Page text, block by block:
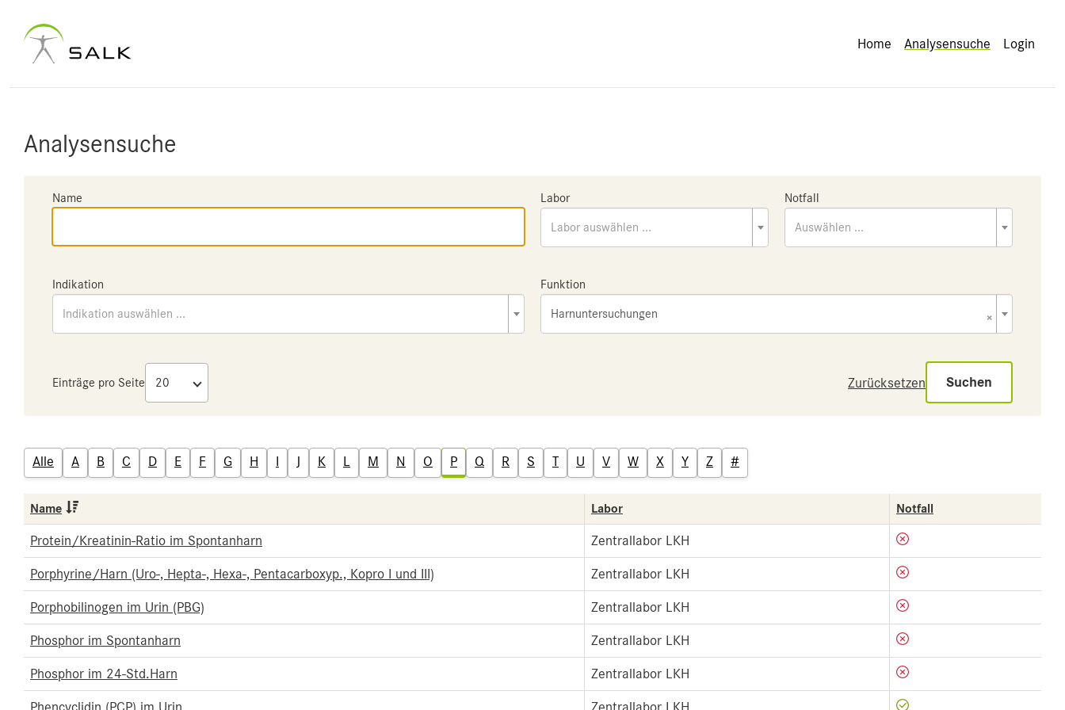
Home Analysensuche Login
Analysensuche
Name Labor
Labor auswählen ...
Notfall
Auswählen ...
Indikation
Indikation auswählen ...
Funktion
×
Harnuntersuchungen
Einträge pro Seite Zurücksetzen Suchen
Alle A B C D E F G H I J K L M N O P Q R S T U V W X Y Z #
Name Labor Notfall
Protein/Kreatinin-Ratio im Spontanharn Zentrallabor LKH
Porphyrine/Harn (Uro-, Hepta-, Hexa-, Pentacarboxyp., Kopro I und III) Zentrallabor LKH
Porphobilinogen im Urin (PBG) Zentrallabor LKH
Phosphor im Spontanharn Zentrallabor LKH
Phosphor im 24-Std.Harn Zentrallabor LKH
Phencyclidin (PCP) im Urin Zentrallabor LKH